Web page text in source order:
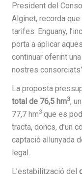
President del
Alginet, recorda que
tarifes. Enguany,
porta a aplicar
continuar oferint
nostres
La proposta
total de 76,5 hm3,
77,7 hm3 que es
tracta, doncs, d’un
captació allunyada
legal.
L’estabilització del